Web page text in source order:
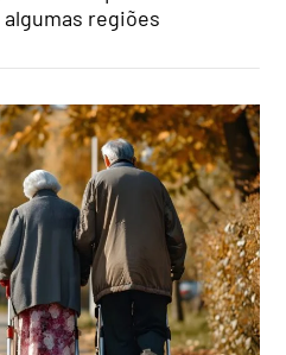
regiões